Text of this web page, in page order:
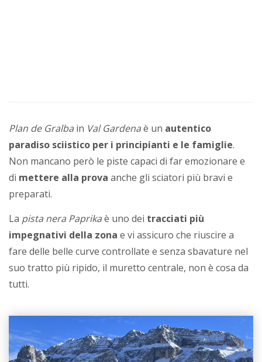
Plan de Gralba in Val Gardenaè un autentico
paradiso sciistico per i principianti e le famiglie.
Non mancano però le piste capaci di far emozionare e
di mettere alla prova anche gli sciatori più bravi e
preparati.
La pista nera Paprikaè uno dei tracciati più
impegnativi della zona e vi assicuro che riuscire a
fare delle belle curve controllate e senza sbavature nel
suo tratto più ripido, il muretto centrale, non è cosa da
tutti.